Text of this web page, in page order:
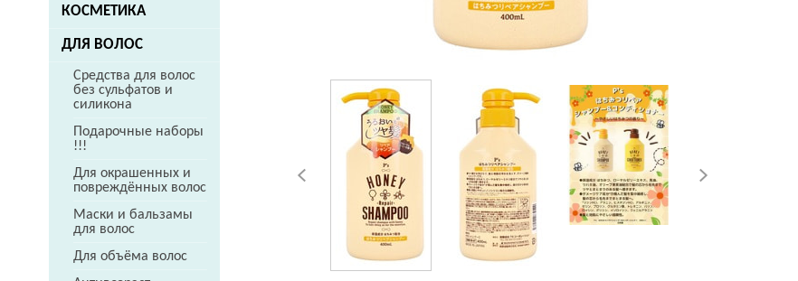
КОСМЕТИКА
ДЛЯ ВОЛОС
Средства для волос
без сульфатов и
силикона
Подарочные наборы
!!!
Для окрашенных и
повреждённых волос
Маски и бальзамы
для волос
Для объёма волос